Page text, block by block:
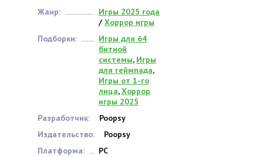
Жанр:
Игры 2025 года
/ Хоррор игры
Подборки:
Игры для 64
битной
системы, Игры
для геймпада,
Игры от 1-го
лица,Хоррор
игры 2025
Разработчик:
Poopsy
Издательство:
Poopsy
Платформа:
PC